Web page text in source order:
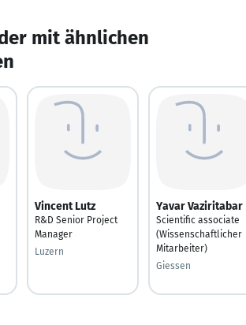
mit ähnlichen
Vincent Lutz
R&D Senior Project
Manager
Luzern
Yavar Vaziritabar
Scientific associate
(Wissenschaftlicher
Mitarbeiter)
Giessen